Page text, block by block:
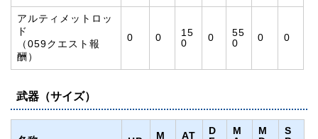
アルティメットロッ
ド
（059クエスト報
酬）
0 0
15
0
0
55
0
0 0
武器（サイズ）
M
AT
D
M
M
S